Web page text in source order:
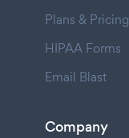
Plans & Pricing
HIPAA Forms
Email Blast
Company